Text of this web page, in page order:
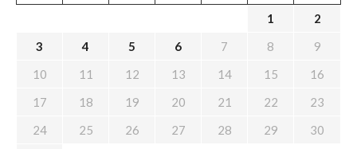
1
2
3
4 5 6 7 8
9
10
11 12 13 14 15
16
17
18 19 20 21 22
23
24
25 26 27 28 29
30